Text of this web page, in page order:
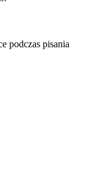
podczas pisania